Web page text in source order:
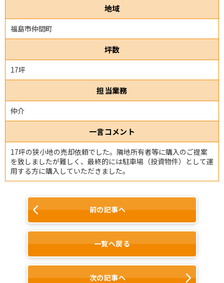
地域
福島市仲間町
坪数
17坪
担当業務
仲介
一言コメント
17坪の狭小地の売却依頼でした。隣地所有者等に購入のご提案
を致しましたが難しく、最終的には駐車場（投資物件）として運
用する方に購入していただきました。
前の記事へ
一覧へ戻る
次の記事へ